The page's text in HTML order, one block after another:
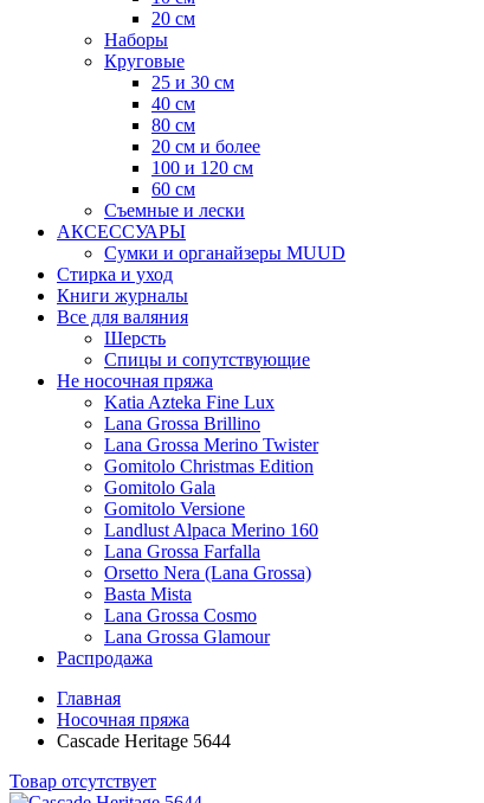
20 см
Наборы
Круговые
25 и 30 см
40 см
80 см
20 см и более
100 и 120 см
60 см
Съемные и лески
АКСЕССУАРЫ
Сумки и органайзеры MUUD
Стирка и уход
Книги журналы
Все для валяния
Шерсть
Спицы и сопутствующие
Не носочная пряжа
Katia Azteka Fine Lux
Lana Grossa Brillino
Lana Grossa Merino Twister
Gomitolo Christmas Edition
Gomitolo Gala
Gomitolo Versione
Landlust Alpaca Merino 160
Lana Grossa Farfalla
Orsetto Nera (Lana Grossa)
Basta Mista
Lana Grossa Cosmo
Lana Grossa Glamour
Распродажа
Главная
Носочная пряжа
Cascade Heritage 5644
Товар отсутствует